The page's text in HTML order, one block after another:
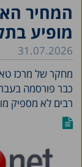
המחיר
מופיע
31.07.2026
מחקר של מרכז
כבר פורסמה בעבר
רבים לא מספיק